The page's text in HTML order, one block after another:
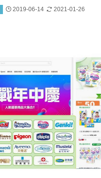
2019-06-14 2021-01-26